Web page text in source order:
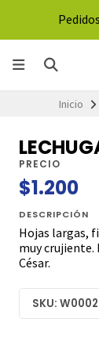
Inicio
PRECIO
$1.200
DESCRIPCIÓN
Hojas largas,
muy crujiente.
César.
SKU: